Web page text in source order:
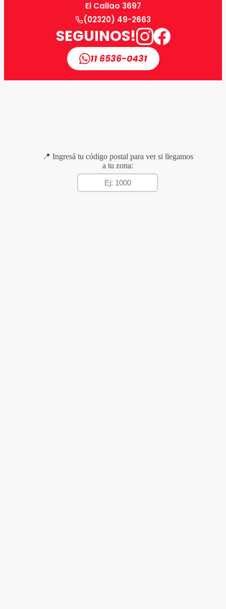
El Callao 3697
(02320) 49-2663
SEGUINOS!
11 6536-0431
📍 Ingresá tu código postal para ver si llegamos
a tu zona: